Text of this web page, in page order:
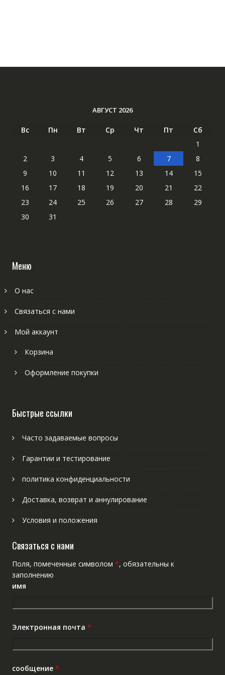
АВГУСТ 2026
Вс Пн Вт Ср Чт Пт
Сб
1
2
3 4 5 6 7
8
9
10 11 12 13 14
15
16
17 18 19 20 21
22
23
24 25 26 27 28
29
30
31
Меню
О нас
Связаться с нами
Мой аккаунт
Корзина
Оформление покупки
Быстрые ссылки
Часто задаваемые вопросы
Гарантии и тестирование
политика конфиденциальности
Доставка, возврат и аннулирование
Условия и положения
Связаться с нами
Поля, помеченные символом *, обязательны к
заполнению
имя
Электронная почта *
сообщение *